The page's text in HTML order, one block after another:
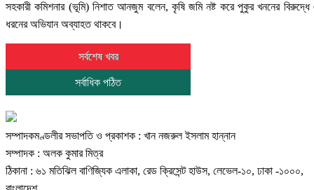
সহকারী কমিশনার (ভূমি) নিশাত আনজুম বলেন, কৃষি জমি নষ্ট করে পুকুর খননের
ধরনের অভিযান অব্যাহত থাকবে।
সর্বশেষ খবর
সর্বাধিক পঠিত
সম্পাদকমণ্ডলীর সভাপতি ও প্রকাশক : খান নজরুল ইসলাম হান্নান
সম্পাদক : অলক কুমার মিত্র
ঠিকানা : ৬১ মতিঝিল বাণিজ্যিক এলাকা, রেড ক্রিসেন্ট হাউস, লেভেল-১০, ঢাকা -১০০০,